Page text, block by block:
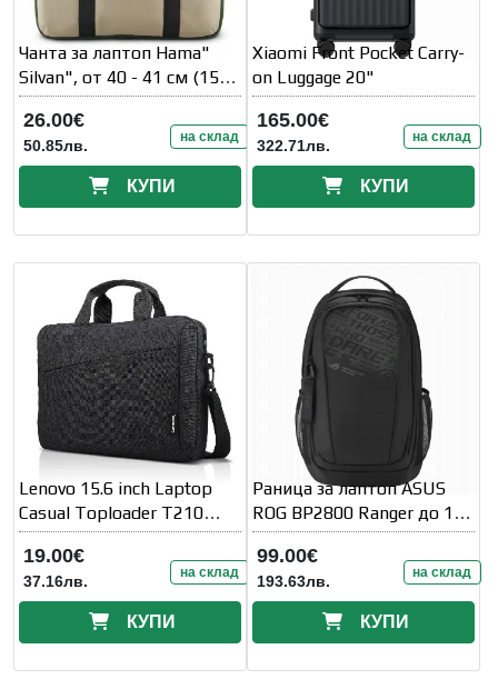
Чанта за лаптоп Hama"
Silvan", от 40 - 41 см (15,
6" -16, 2" )
26.00€
50.85лв. на склад
КУПИ
Xiaomi Front Pocket Carry-
on Luggage 20"
165.00€
322.71лв. на склад
КУПИ
Lenovo 15.6 inch Laptop
Casual Toploader T210
Black-ROW
19.00€
37.16лв. на склад
КУПИ
Раница за лаптоп ASUS
ROG BP2800 Ranger до 18"
- Черна
99.00€
193.63лв. на склад
КУПИ